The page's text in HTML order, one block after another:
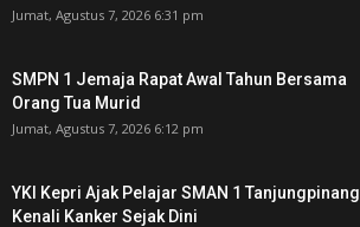
Jumat, Agustus 7, 2026 6:31 pm
SMPN 1 Jemaja Rapat Awal Tahun Bersama
Orang Tua Murid ‎
Jumat, Agustus 7, 2026 6:12 pm
YKI Kepri Ajak Pelajar SMAN 1 Tanjungpinang
Kenali Kanker Sejak Dini